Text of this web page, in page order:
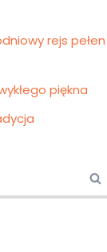
rejs pełen
piękna